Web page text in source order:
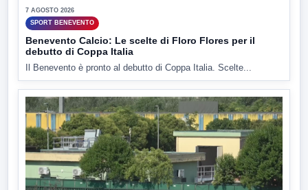
7 AGOSTO 2026
SPORT BENEVENTO
Benevento Calcio: Le scelte di Floro Flores per il
debutto di Coppa Italia
Il Benevento è pronto al debutto di Coppa Italia. Scelte...